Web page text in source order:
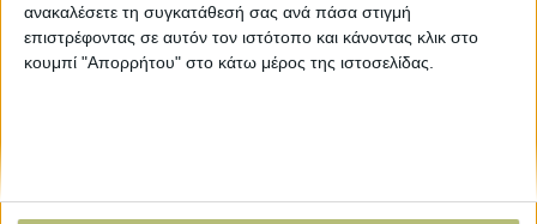
ανακαλέσετε τη συγκατάθεσή σας ανά πάσα στιγμή
επιστρέφοντας σε αυτόν τον ιστότοπο και κάνοντας κλικ στο
κουμπί "Απορρήτου" στο κάτω μέρος της ιστοσελίδας.
e-
mail
Special Reports
Επικοινωνία